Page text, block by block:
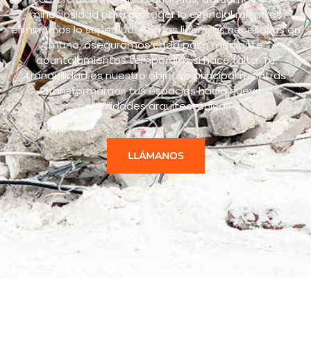
minuciosidad para proteger lo esencial mientras
eliminamos lo superfluo. Con las licencias necesarias en
mano, aseguramos cada paso mediante
apuntalamientos temporales si hace falta. Tu
tranquilidad es nuestro objetivo principal mientras
transformamos tus espacios hacia nuevas
posibilidades arquitectónicas.
LLÁMANOS